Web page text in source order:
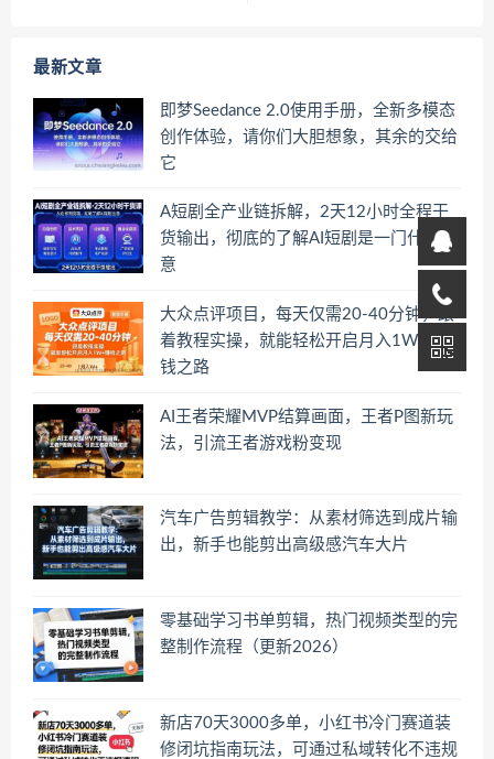
最新文章
即梦Seedance 2.0使用手册，全新多模态
创作体验，请你们大胆想象，其余的交给
它
A短剧全产业链拆解，2天12小时全程干
货输出，彻底的了解AI短剧是一门什么生
意
大众点评项目，每天仅需20-40分钟，跟
着教程实操，就能轻松开启月入1W+賺
钱之路
AI王者荣耀MVP结算画面，王者P图新玩
法，引流王者游戏粉变现
汽车广告剪辑教学：从素材筛选到成片输
出，新手也能剪出高级感汽车大片
零基础学习书单剪辑，热门视频类型的完
整制作流程（更新2026）
新店70天3000多单，小红书冷门赛道装
修闭坑指南玩法，可通过私域转化不违规